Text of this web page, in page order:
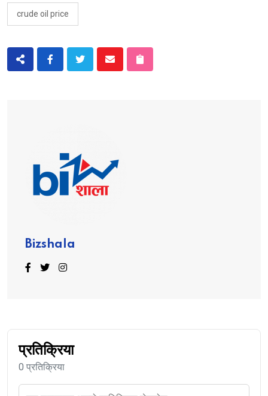
crude oil price
Bizshala
प्रतिक्रिया
0 प्रतिक्रिया